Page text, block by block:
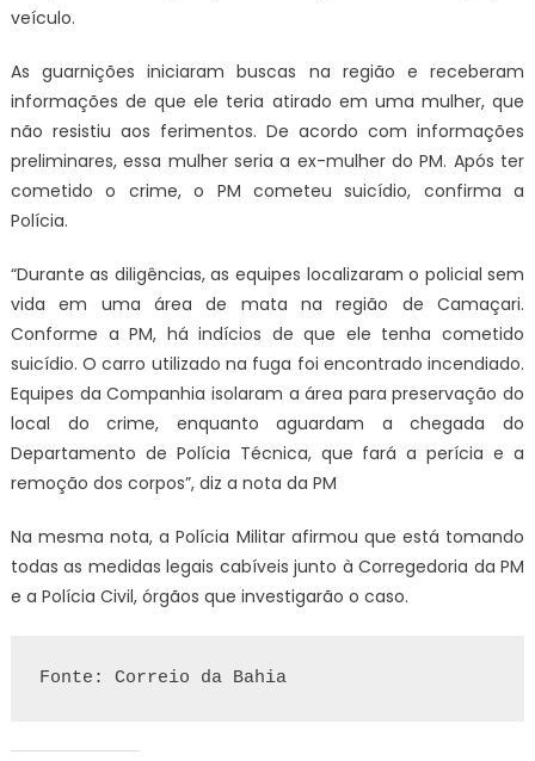
veículo.
As guarnições iniciaram buscas na região e receberam
informações de que ele teria atirado em uma mulher, que
não resistiu aos ferimentos. De acordo com informações
preliminares, essa mulher seria a ex-mulher do PM. Após ter
cometido o crime, o PM cometeu suicídio, confirma a
Polícia.
“Durante as diligências, as equipes localizaram o policial sem
vida em uma área de mata na região de Camaçari.
Conforme a PM, há indícios de que ele tenha cometido
suicídio. O carro utilizado na fuga foi encontrado incendiado.
Equipes da Companhia isolaram a área para preservação do
local do crime, enquanto aguardam a chegada do
Departamento de Polícia Técnica, que fará a perícia e a
remoção dos corpos”, diz a nota da PM
Na mesma nota, a Polícia Militar afirmou que está tomando
todas as medidas legais cabíveis junto à Corregedoria da PM
e a Polícia Civil, órgãos que investigarão o caso.
Fonte: Correio da Bahia